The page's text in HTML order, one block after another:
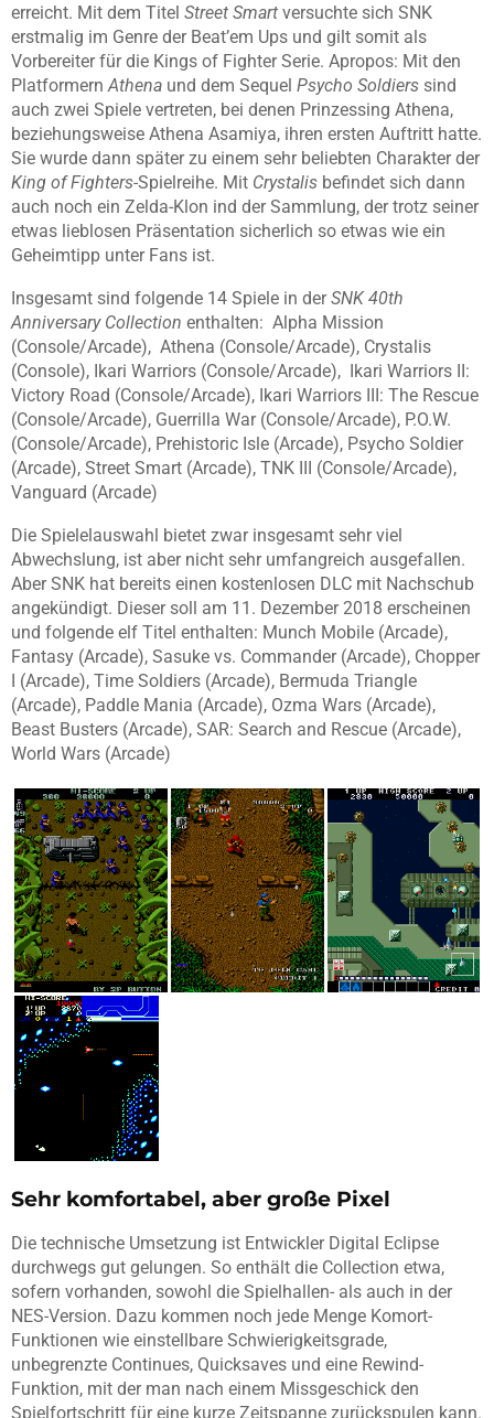
erreicht. Mit dem Titel Street Smart versuchte sich SNK
erstmalig im Genre der Beat’em Ups und gilt somit als
Vorbereiter für die Kings of Fighter Serie. Apropos: Mit den
Platformern Athena und dem Sequel Psycho Soldiers sind
auch zwei Spiele vertreten, bei denen Prinzessing Athena,
beziehungsweise Athena Asamiya, ihren ersten Auftritt hatte.
Sie wurde dann später zu einem sehr beliebten Charakter der
King of Fighters-Spielreihe. Mit Crystalis befindet sich dann
auch noch ein Zelda-Klon ind der Sammlung, der trotz seiner
etwas lieblosen Präsentation sicherlich so etwas wie ein
Geheimtipp unter Fans ist.
Insgesamt sind folgende 14 Spiele in derSNK 40th
Anniversary Collection enthalten: Alpha Mission
(Console/Arcade), Athena (Console/Arcade), Crystalis
(Console), Ikari Warriors (Console/Arcade), Ikari Warriors II:
Victory Road (Console/Arcade), Ikari Warriors III: The Rescue
(Console/Arcade), Guerrilla War (Console/Arcade), P.O.W.
(Console/Arcade), Prehistoric Isle (Arcade), Psycho Soldier
(Arcade), Street Smart (Arcade), TNK III (Console/Arcade),
Vanguard (Arcade)
Die Spielelauswahl bietet zwar insgesamt sehr viel
Abwechslung, ist aber nicht sehr umfangreich ausgefallen.
Aber SNK hat bereits einen kostenlosen DLC mit Nachschub
angekündigt. Dieser soll am 11. Dezember 2018 erscheinen
und folgende elf Titel enthalten: Munch Mobile (Arcade),
Fantasy (Arcade), Sasuke vs. Commander (Arcade), Chopper
I (Arcade), Time Soldiers (Arcade), Bermuda Triangle
(Arcade), Paddle Mania (Arcade), Ozma Wars (Arcade),
Beast Busters (Arcade), SAR: Search and Rescue (Arcade),
World Wars (Arcade)
Sehr komfortabel, aber große Pixel
Die technische Umsetzung ist Entwickler Digital Eclipse
durchwegs gut gelungen. So enthält die Collection etwa,
sofern vorhanden, sowohl die Spielhallen- als auch in der
NES-Version. Dazu kommen noch jede Menge Komort-
Funktionen wie einstellbare Schwierigkeitsgrade,
unbegrenzte Continues, Quicksaves und eine Rewind-
Funktion, mit der man nach einem Missgeschick den
Spielfortschritt für eine kurze Zeitspanne zurückspulen kann.